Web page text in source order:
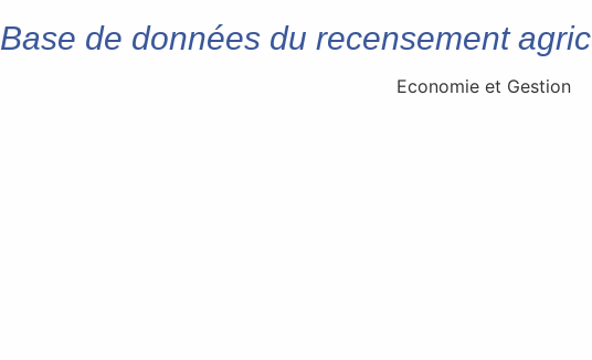
Base de données du recensement
Economie et Gestion